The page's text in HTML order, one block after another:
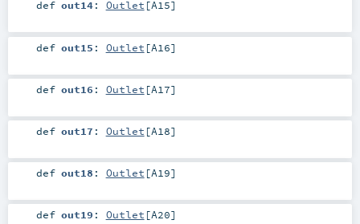
def out14: Outlet [A15]
def out15 : Outlet [A16]
def out16 : Outlet [A17]
def out17 : Outlet [A18]
def out18 : Outlet [A19]
def out19 : Outlet [A20]